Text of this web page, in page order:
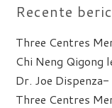
Recente
Three Centres
Chi Neng Qigong
Dr. Joe
Three Centres